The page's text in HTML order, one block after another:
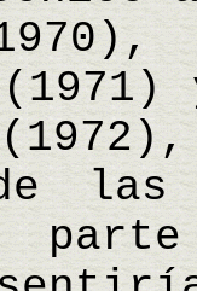
las